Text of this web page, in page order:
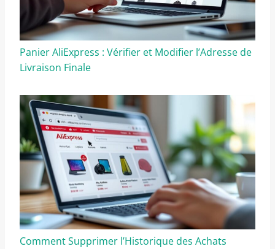
Panier AliExpress : Vérifier et Modifier l’Adresse de
Livraison Finale
Comment Supprimer l’Historique des Achats